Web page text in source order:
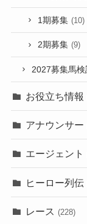
1期募集 (10)
2期募集 (9)
2027募集馬検
お役立ち情報
アナウンサー
エージェント
ヒーロー列伝
レース (228)